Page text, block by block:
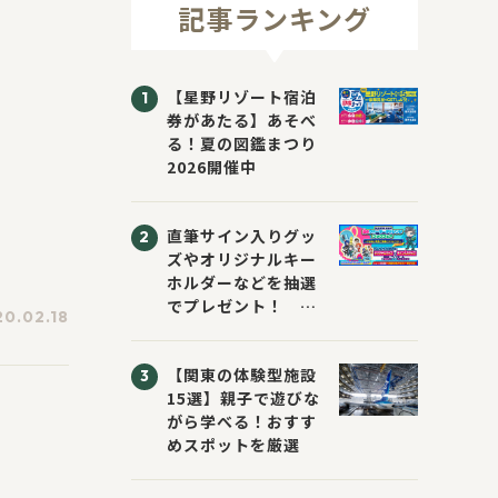
記事ランキング
【星野リゾート宿泊
券があたる】あそべ
る！夏の図鑑まつり
2026開催中
直筆サイン入りグッ
ズやオリジナルキー
ホルダーなどを抽選
でプレゼント！
ジブックフェア2026
～すまない先生と読
書にチャレンジ！
～」が開催！
【関東の体験型施設
15選】親子で遊びな
がら学べる！おすす
めスポットを厳選